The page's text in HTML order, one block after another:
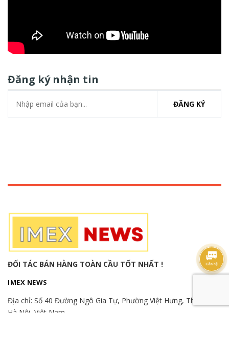
Đăng ký nhận tin
ĐĂNG KÝ
ĐỐI TÁC BÁN HÀNG TOÀN CẦU TỐT NHẤT !
IMEX NEWS
Địa chỉ: Số 40 Đường Ngô Gia Tự, Phường Việt Hưng, Thành phố
Hà Nội, Việt Nam